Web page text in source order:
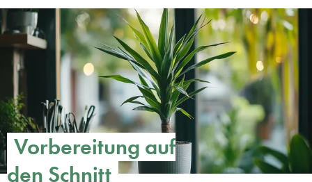
Vorbereitung auf
den Schnitt